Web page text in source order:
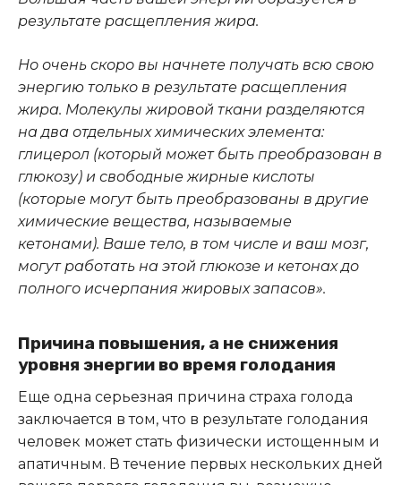
результате расщепления жира.
Но очень скоро вы начнете получать всю свою
энергию только в результате расщепления
жира. Молекулы жировой ткани разделяются
на два отдельных химических элемента:
глицерол (который может быть преобразован в
глюкозу) и свободные жирные кислоты
(которые могут быть преобразованы в другие
химические вещества, называемые
кетонами). Ваше тело, в том числе и ваш мозг,
могут работать на этой глюкозе и кетонах до
полного исчерпания жировых запасов».
Причина повышения, а не снижения
уровня энергии во время голодания
Еще одна серьезная причина страха голода
заключается в том, что в результате голодания
человек может стать физически истощенным и
апатичным. В течение первых нескольких дней